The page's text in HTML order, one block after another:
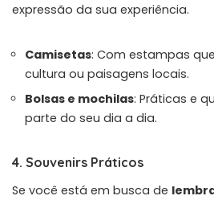
expressão da sua experiência.
Camisetas: Com estampas
cultura ou paisagens locais.
Bolsas e mochilas: Práticas e
parte do seu dia a dia.
4. Souvenirs Práticos
Se você está em busca de